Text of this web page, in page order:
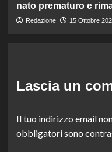
nato prematuro e
Redazione 15 Ottobre
Lascia un
Il tuo indirizzo email
obbligatori sono